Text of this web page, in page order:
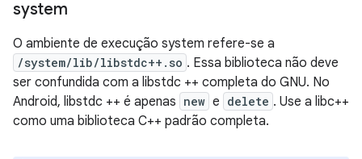
system
O ambiente de execução system refere-se a
/system/lib/libstdc++.so . Essa biblioteca não deve
ser confundida com a libstdc ++ completa do GNU. No
Android, libstdc ++ é apenas new e delete . Use a libc++
como uma biblioteca C++ padrão completa.